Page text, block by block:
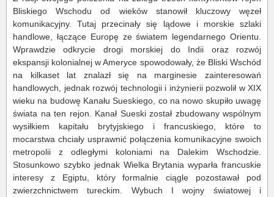
Bliskiego Wschodu od wieków stanowił kluczowy węzeł
komunikacyjny. Tutaj przecinały się lądowe i morskie szlaki
handlowe, łączące Europę ze światem legendarnego Orientu.
Wprawdzie odkrycie drogi morskiej do Indii oraz rozwój
ekspansji kolonialnej w Ameryce spowodowały, że Bliski Wschód
na kilkaset lat znalazł się na marginesie zainteresowań
handlowych, jednak rozwój technologii i inżynierii pozwolił w XIX
wieku na budowę Kanału Sueskiego, co na nowo skupiło uwagę
świata na ten rejon. Kanał Sueski został zbudowany wspólnym
wysiłkiem kapitału brytyjskiego i francuskiego, które to
mocarstwa chciały usprawnić połączenia komunikacyjne swoich
metropolii z odległymi koloniami na Dalekim Wschodzie.
Stosunkowo szybko jednak Wielka Brytania wyparła francuskie
interesy z Egiptu, który formalnie ciągle pozostawał pod
zwierzchnictwem tureckim. Wybuch I wojny światowej i